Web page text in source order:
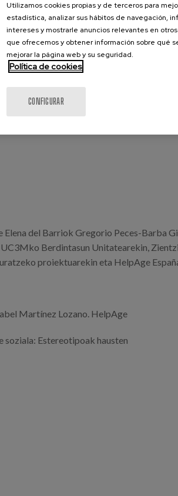
Zentroez, adineko emakumeez,
del Barriok Gregorio Peces-Barba
Berdintasun Unitatearekin,
proiektuarekin eta HelpAge
Martínez Lozano. HelpAge
Estereotipoak hausten
Utilizamos cookies propias y de terceros para
estadística, analizar sus hábitos de navegación,
intereses y mostrarle anuncios relevantes en
que ofrecemos y obtener información sobre qué
mejorar la página web y su seguridad.
Política de cookies
CONFIGURAR